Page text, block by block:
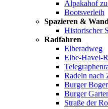
Alpakahof
Bootsverleih
Spazieren &
Historischer
Radfahren
Elberadweg
Elbe-Havel-
Radeln nach
Burger
Burger
Straße der